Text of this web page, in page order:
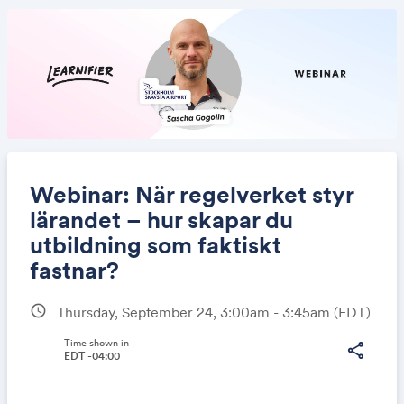
Webinar: När regelverket styr
lärandet – hur skapar du
utbildning som faktiskt
fastnar?
schedule Thursday, September 24, 3:00am - 3:45am (EDT)
share
Time shown in
EDT -04:00
Share
Link: